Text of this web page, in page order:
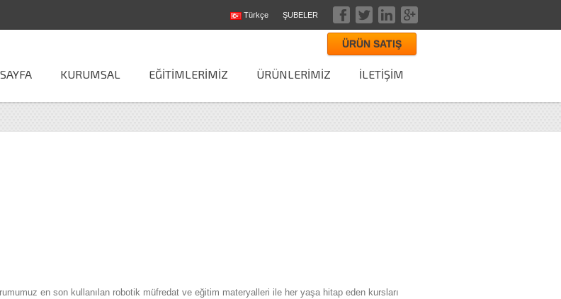
Türkçe ŞUBELER
ÜRÜN SATIŞ
KURUMSAL EĞİTİMLERİMİZ ÜRÜNLERİMİZ İLETİŞİM
en son kullanılan robotik müfredat ve eğitim materyalleri ile her yaşa hitap eden kursları